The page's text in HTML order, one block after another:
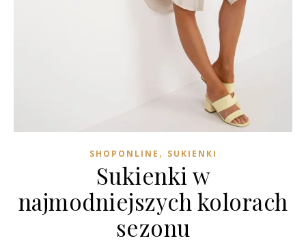
SHOPONLINE , SUKIENKI
Sukienki w
najmodniejszych kolorach
sezonu